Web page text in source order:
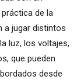
de la
a jugar distintos
luz, los voltajes,
que pueden
desde